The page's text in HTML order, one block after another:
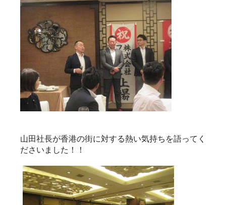
山田社長が香港の街に対する熱い気持ちを語ってく
ださいました！！